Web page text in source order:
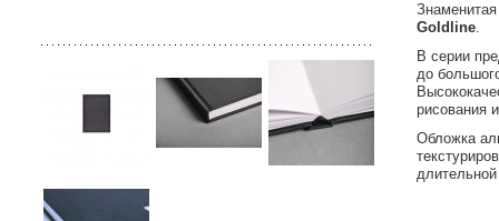
Goldline.
В серии
до
рисования
Обложка